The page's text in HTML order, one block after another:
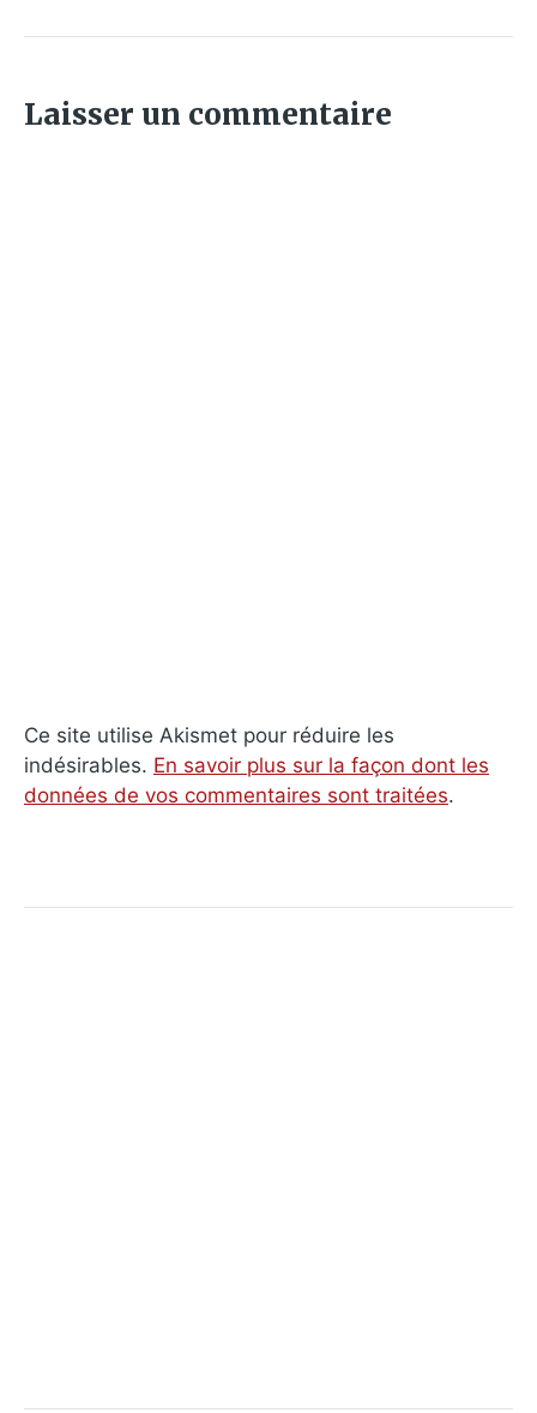
Laisser un commentaire
Ce site utilise Akismet pour réduire les
indésirables. En savoir plus sur la façon dont les
données de vos commentaires sont traitées.